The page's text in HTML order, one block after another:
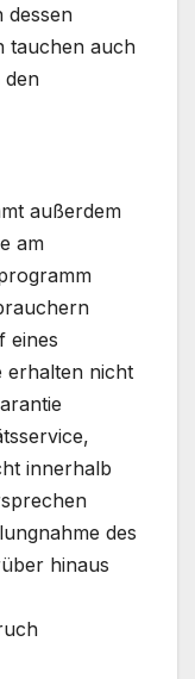
dessen
tauchen auch
den
außerdem
am
eines
erhalten nicht
innerhalb
des
hinaus